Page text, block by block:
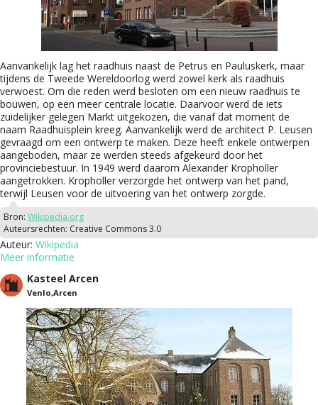
Aanvankelijk lag het raadhuis naast de Petrus en Pauluskerk, maar
tijdens de Tweede Wereldoorlog werd zowel kerk als raadhuis
verwoest. Om die reden werd besloten om een nieuw raadhuis te
bouwen, op een meer centrale locatie. Daarvoor werd de iets
zuidelijker gelegen Markt uitgekozen, die vanaf dat moment de
naam Raadhuisplein kreeg. Aanvankelijk werd de architect P. Leusen
gevraagd om een ontwerp te maken. Deze heeft enkele ontwerpen
aangeboden, maar ze werden steeds afgekeurd door het
provinciebestuur. In 1949 werd daarom Alexander Kropholler
aangetrokken. Kropholler verzorgde het ontwerp van het pand,
terwijl Leusen voor de uitvoering van het ontwerp zorgde.
Bron: Wikipedia.org
Auteursrechten: Creative Commons 3.0
Auteur: Wikipedia
Meer informatie
Kasteel Arcen
Venlo,Arcen